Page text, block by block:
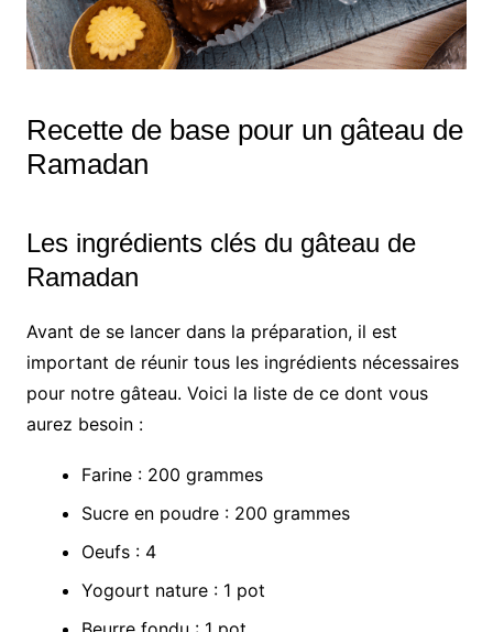
Recette de base pour un gâteau de
Ramadan
Les ingrédients clés du gâteau de
Ramadan
Avant de se lancer dans la préparation, il est
important de réunir tous les ingrédients nécessaires
pour notre gâteau. Voici la liste de ce dont vous
aurez besoin :
Farine : 200 grammes
Sucre en poudre : 200 grammes
Oeufs : 4
Yogourt nature : 1 pot